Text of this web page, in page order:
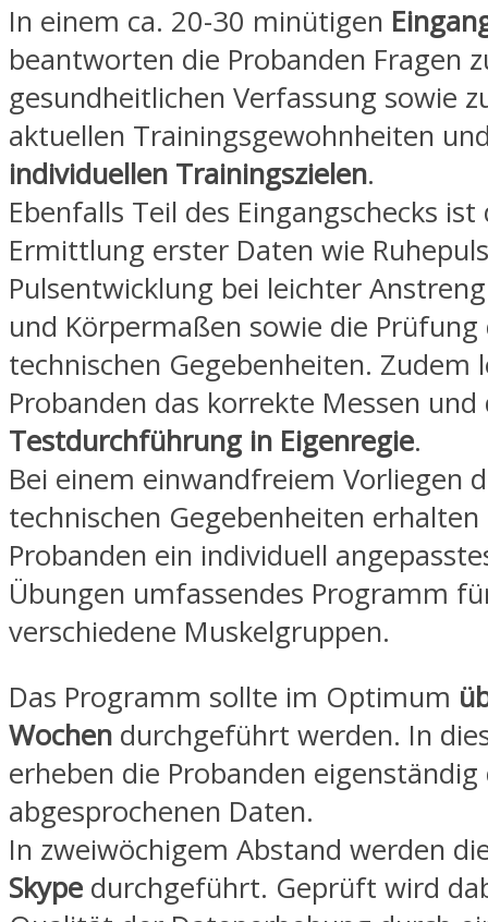
In einem ca. 20-30 minütigen
beantworten die Probanden Fragen
gesundheitlichen Verfassung sowie
aktuellen Trainingsgewohnheiten
individuellen Trainingszielen.
Ebenfalls Teil des Eingangschecks ist
Ermittlung erster Daten wie
Pulsentwicklung bei leichter
und Körpermaßen sowie die Prüfung
technischen Gegebenheiten. Zudem
Probanden das korrekte Messen und
Testdurchführung in Eigenregie.
Bei einem einwandfreiem Vorliegen
technischen Gegebenheiten erhalten
Probanden ein individuell
Übungen umfassendes Programm
verschiedene Muskelgruppen.
Das Programm sollte im Optimum
Wochen durchgeführt werden. In
erheben die Probanden eigenständig
abgesprochenen Daten.
In zweiwöchigem Abstand werden
Skype durchgeführt. Geprüft wird